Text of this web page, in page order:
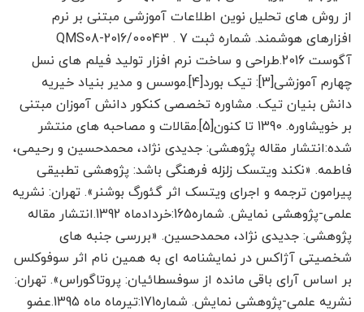
از روش های تحلیل نوین اطلاعات آموزشی مبتنی بر نرم
افزارهای هوشمند. شماره ثبت QMS08-2016/00043 . 7
آگوست 2016.طراحی و ساخت نرم افزار تولید فیلم های نسل
چهارم آموزشی[3]: تیک بورد[4].موسس و مدیر بنیاد خیریه
دانش بنیان تیک. مشاوره تخصصی کنکور دانش آموزان مبتنی
بر خویشاوره. 1390 تا کنون[5].مقالات و مصاحبه های منتشر
شده:انتشار مقاله پژوهشی: جدیدی نژاد، محمدحسین و رحیمی،
فاطمه. «نکند ویتسک زلزله فرهنگی باشد: پژوهشی تطبیقی
پیرامون ترجمه و اجرای ویتسک اثر گئورگ بوشنر». تهران: نشریه
علمی-پژوهشی نمایش. شماره165:خردادماه 1392.انتشار مقاله
پژوهشی: جدیدی نژاد، محمدحسین. «بررسی جنبه های
شخصیتی آژاکس در نمایشنامه ای به همین نام اثر سوفوکلس
بر اساس آرای باقی مانده از سوفسطائیان: پروتاگوراس». تهران:
نشریه علمی-پژوهشی نمایش. شماره171:تیرماه ماه 1395.عضو